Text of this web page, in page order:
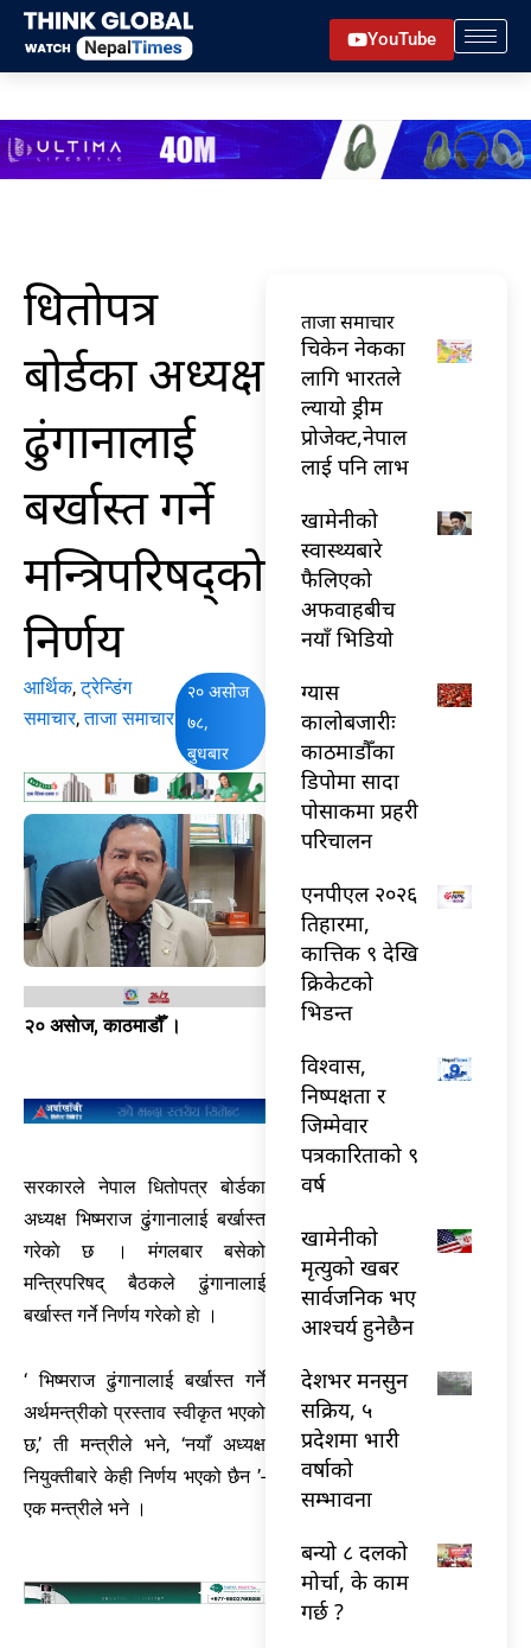
Skip
content
YouTube
धितोपत्र
बोर्डका अध्यक्ष
ढुंगानालाई
बर्खास्त गर्ने
मन्त्रिपरिषद्को
निर्णय
आर्थिक,ट्रेन्डिंग
समाचार,ताजा समाचार
२० असोज
७८,
बुधबार
२० असाेज, काठमाडौँ ।
सरकारले नेपाल धितोपत्र बोर्डका
अध्यक्ष भिष्मराज ढुंगानालाई बर्खास्त
गरेकाे छ । मंगलबार बसेको
मन्त्रिपरिषद् बैठकले ढुंगानालाई
बर्खास्त गर्ने निर्णय गरेको हाे ।
‘ भिष्मराज ढुंगानालाई बर्खास्त गर्ने
अर्थमन्त्रीको प्रस्ताव स्वीकृत भएको
छ,’ ती मन्त्रीले भने, ‘नयाँ अध्यक्ष
नियुक्तीबारे केही निर्णय भएको छैन ’-
एक मन्त्रीले भने ।
ताजा समाचार
चिकेन नेकका
लागि भारतले
ल्यायो ड्रीम
प्रोजेक्ट,नेपाल
लाई पनि लाभ
खामेनीको
स्वास्थ्यबारे
फैलिएको
अफवाहबीच
नयाँ भिडियो
ग्यास
कालोबजारीः
काठमाडौँका
डिपोमा सादा
पोसाकमा प्रहरी
परिचालन
एनपीएल २०२६
तिहारमा,
कात्तिक ९ देखि
क्रिकेटको
भिडन्त
विश्वास,
निष्पक्षता र
जिम्मेवार
पत्रकारिताको ९
वर्ष
खामेनीको
मृत्युको खबर
सार्वजनिक भए
आश्चर्य हुनेछैन
देशभर मनसुन
सक्रिय, ५
प्रदेशमा भारी
वर्षाको
सम्भावना
बन्यो ८ दलको
मोर्चा, के काम
गर्छ ?